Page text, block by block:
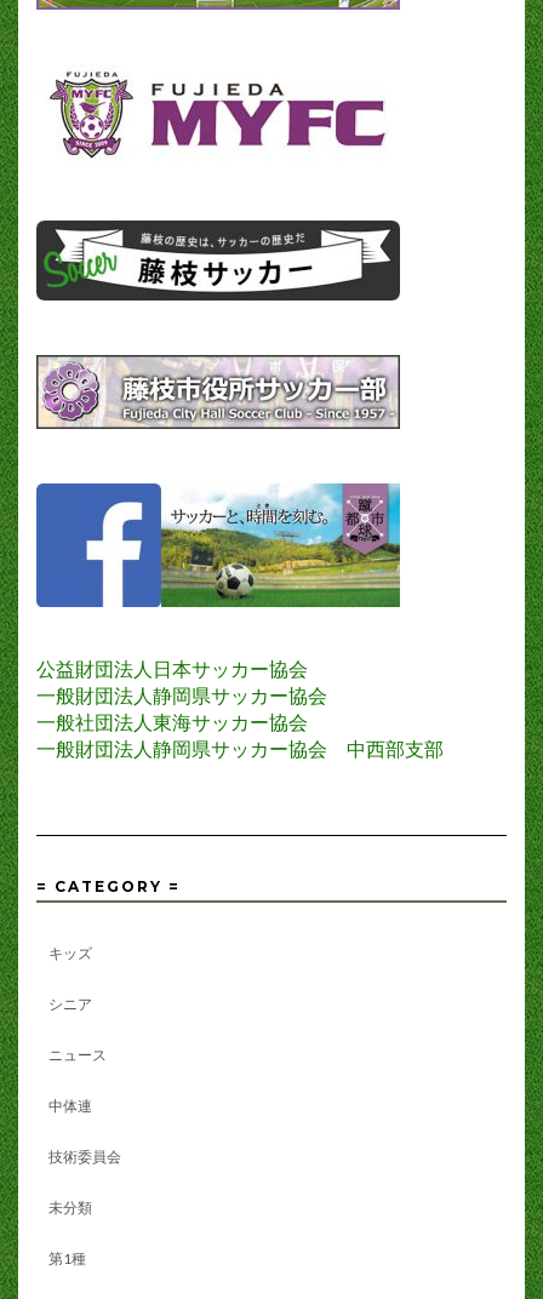
公益財団法人日本サッカー協会
一般財団法人静岡県サッカー協会
一般社団法人東海サッカー協会
一般財団法人静岡県サッカー協会 中西部支部
= CATEGORY =
キッズ
シニア
ニュース
中体連
技術委員会
未分類
第1種